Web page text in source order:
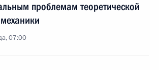
проблемам теоретической
07:00